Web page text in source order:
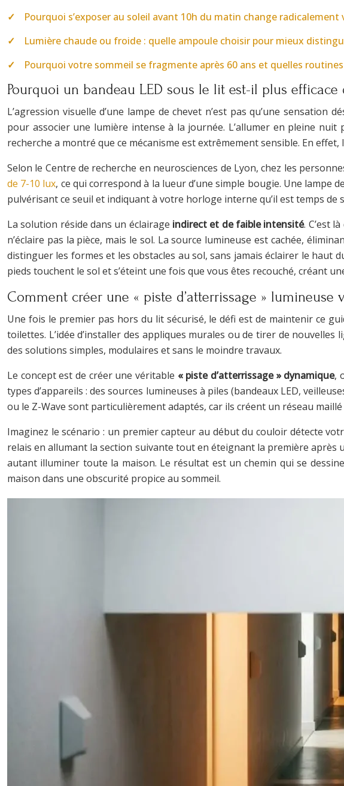
Pourquoi s’exposer au soleil avant 10h du matin change radicalement
Lumière chaude ou froide : quelle ampoule choisir pour mieux
Pourquoi votre sommeil se fragmente après 60 ans et quelles
Pourquoi un bandeau LED sous le lit est-il plus
L’agression visuelle d’une lampe de chevet n’est pas qu’une
pour associer une lumière intense à la journée. L’allumer en pleine
recherche a montré que ce mécanisme est extrêmement sensible. En
Selon le Centre de recherche en neurosciences de Lyon, chez les
de 7-10 lux, ce qui correspond à la lueur d’une simple bougie. Une lampe
pulvérisant ce seuil et indiquant à votre horloge interne qu’il est temps de
La solution réside dans un éclairage indirect et de faible intensité. C’est
n’éclaire pas la pièce, mais le sol. La source lumineuse est cachée,
distinguer les formes et les obstacles au sol, sans jamais éclairer le haut
pieds touchent le sol et s’éteint une fois que vous êtes recouché, créant
Comment créer une « piste d’atterrissage »
Une fois le premier pas hors du lit sécurisé, le défi est de maintenir ce
toilettes. L’idée d’installer des appliques murales ou de tirer de
des solutions simples, modulaires et sans le moindre travaux.
Le concept est de créer une véritable « piste d’atterrissage » dynamique,
types d’appareils : des sources lumineuses à piles (bandeaux LED,
ou le Z-Wave sont particulièrement adaptés, car ils créent un réseau
Imaginez le scénario : un premier capteur au début du couloir détecte
relais en allumant la section suivante tout en éteignant la première après
autant illuminer toute la maison. Le résultat est un chemin qui se
maison dans une obscurité propice au sommeil.